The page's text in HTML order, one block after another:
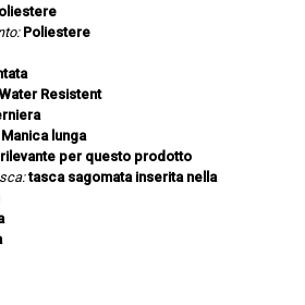
Poliestere
Resistent
Manica lunga
rilevante per questo prodotto
tasca sagomata inserita nella